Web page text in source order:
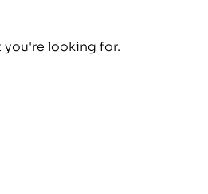
you're looking for.